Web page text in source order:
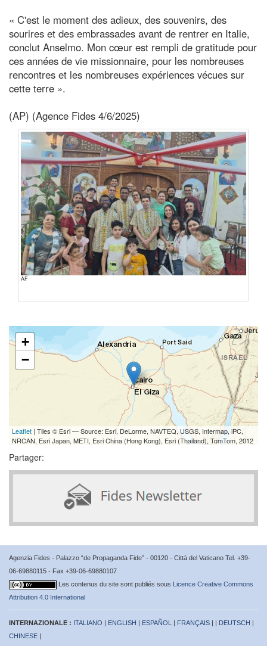
« C'est le moment des adieux, des souvenirs, des
sourires et des embrassades avant de rentrer en Italie,
conclut Anselmo. Mon cœur est rempli de gratitude pour
ces années de vie missionnaire, pour les nombreuses
rencontres et les nombreuses expériences vécues sur
cette terre ».
(AP) (Agence Fides 4/6/2025)
AF
+
−
Leaflet | Tiles © Esri — Source: Esri, DeLorme, NAVTEQ, USGS, Intermap, iPC,
NRCAN, Esri Japan, METI, Esri China (Hong Kong), Esri (Thailand), TomTom, 2012
Partager:
Agenzia Fides - Palazzo “de Propaganda Fide” - 00120 - Città del Vaticano Tel. +39-
06-69880115 - Fax +39-06-69880107
Les contenus du site sont publiés sous
Licence Creative Commons
Attribution 4.0 International
INTERNAZIONALE : ITALIANO ENGLISH ESPAÑOL FRANÇAIS DEUTSCH
CHINESE